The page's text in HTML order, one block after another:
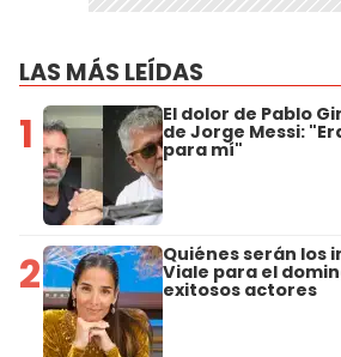
LAS MÁS LEÍDAS
1 El dolor de Pablo
de Jorge Messi:
para mí"
2 Quiénes serán los
Viale para el
exitosos actores